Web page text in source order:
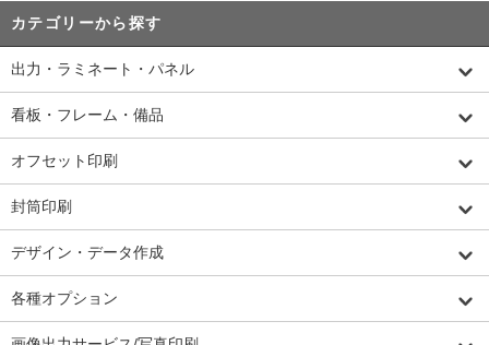
カテゴリーから探す
出力・ラミネート・パネル
看板・フレーム・備品
オフセット印刷
封筒印刷
デザイン・データ作成
各種オプション